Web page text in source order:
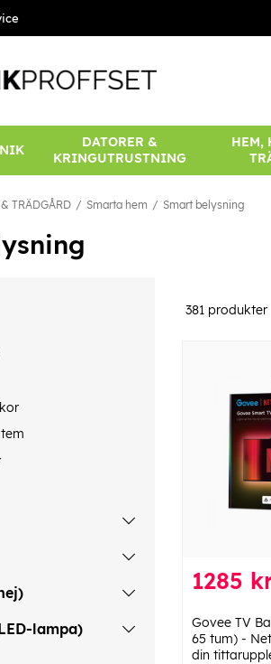
DATORER &
KRINGUTRUSTNING
HEM,
TRÄDGÅRD Smarta hem Smart belysning
lampa)
381 produkter
1285
Govee TV
65 tum) -
din